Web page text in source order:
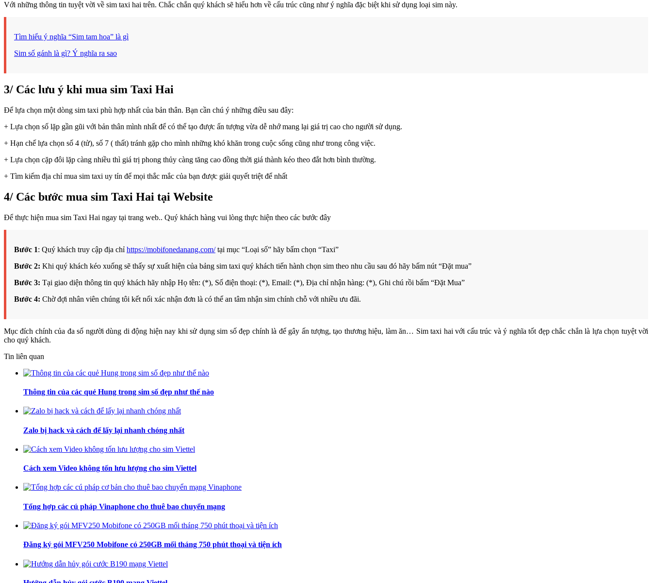
Với những thông tin tuyệt vời về sim taxi hai trên. Chắc chắn quý khách sẽ hiểu hơn về cấu trúc cũng như ý nghĩa đặc biệt khi sử dụng loại sim này.
Tìm hiểu ý nghĩa “Sim tam hoa” là gì
Sim số gánh là gì? Ý nghĩa ra sao
3/ Các lưu ý khi mua sim Taxi Hai
Để lựa chọn một dòng sim taxi phù hợp nhất của bản thân. Bạn cần chú ý những điều sau đây:
+ Lựa chọn số lặp gần gũi với bản thân mình nhất để có thể tạo được ấn tượng vừa dễ nhớ mang lại giá trị cao cho người sử dụng.
+ Hạn chế lựa chọn số 4 (tử), số 7 ( thất) tránh gặp cho mình những khó khăn trong cuộc sống cũng như trong công việc.
+ Lựa chọn cặp đôi lặp càng nhiều thì giá trị phong thủy càng tăng cao đồng thời giá thành kéo theo đắt hơn bình thường.
+ Tìm kiếm địa chỉ mua sim taxi uy tín để mọi thắc mắc của bạn được giải quyết triệt để nhất
4/ Các bước mua sim Taxi Hai tại Website
Để thực hiện mua sim Taxi Hai ngay tại trang web.. Quý khách hàng vui lòng thực hiện theo các bước đây
Bước 1: Quý khách truy cập địa chỉ https://mobifonedanang.com/tại mục “Loại số” hãy bấm chọn “Taxi”
Bước 2: Khi quý khách kéo xuống sẽ thấy sự xuất hiện của bảng sim taxi quý khách tiến hành chọn sim theo nhu cầu sau đó hãy bấm nút “Đặt mua”
Bước 3: Tại giao diện thông tin quý khách hãy nhập Họ tên: (*), Số điện thoại: (*), Email: (*), Địa chỉ nhận hàng: (*), Ghi chú rồi bấm “Đặt Mua”
Bước 4: Chờ đợi nhân viên chúng tôi kết nối xác nhận đơn là có thể an tâm nhận sim chính chỗ với nhiều ưu đãi.
Mục đích chính của đa số người dùng di động hiện nay khi sử dụng sim số đẹp chính là để gây ấn tượng, tạo thương hiệu, làm ăn… Sim taxi hai với cấu trúc và ý nghĩa tốt đẹp chắc chắn là lựa chọn tuyệt vời
cho quý khách.
Tin liên quan
Thông tin của các quẻ Hung trong sim số đẹp như thế nào
Zalo bị hack và cách để lấy lại nhanh chóng nhất
Cách xem Video không tốn lưu lượng cho sim Viettel
Tổng hợp các cú pháp Vinaphone cho thuê bao chuyển mạng
Đăng ký gói MFV250 Mobifone có 250GB mối tháng 750 phút thoại và tiện ích